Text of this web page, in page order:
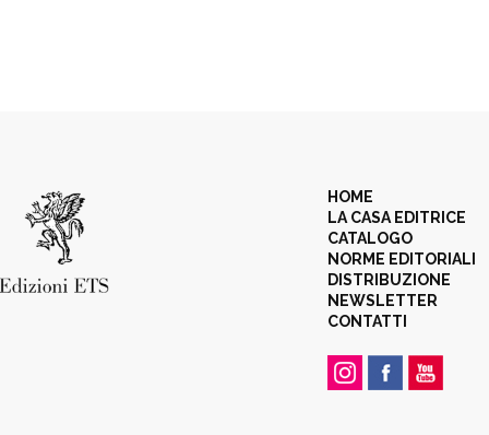
HOME
LA CASA EDITRICE
CATALOGO
NORME EDITORIALI
DISTRIBUZIONE
NEWSLETTER
CONTATTI